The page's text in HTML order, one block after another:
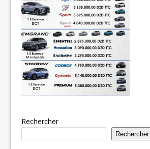
Rechercher
Rechercher